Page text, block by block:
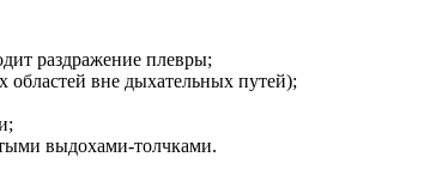
раздражение плевры;
областей вне дыхательных путей);
выдохами-толчками.